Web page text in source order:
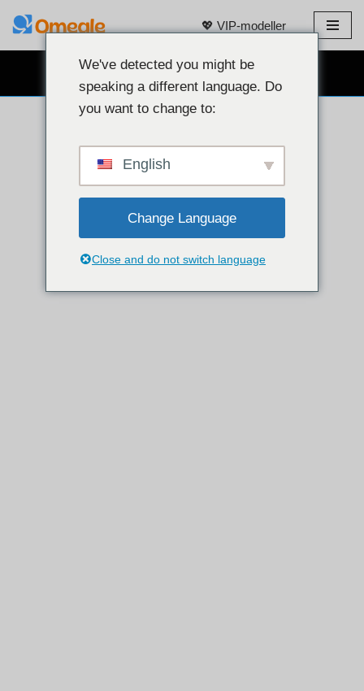
💖 VIP-modeller
GRATIS NETTKAMERACHAT 👉
We've detected you might be
speaking a different language. Do
you want to change to:
English
Change Language
Close and do not switch language